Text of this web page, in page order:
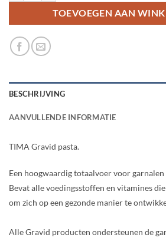
TOEVOEGEN AAN
BESCHRIJVING
AANVULLENDE INFORMATIE
TIMA Gravid pasta.
Een hoogwaardig totaalvoer voor
Bevat alle voedingsstoffen en vitamines
om zich op een gezonde manier te
Alle Gravid producten ondersteunen de